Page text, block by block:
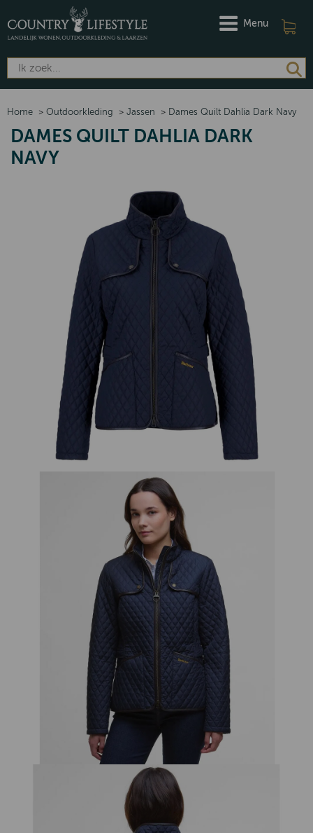
Menu
Home > Outdoorkleding > Jassen > Dames Quilt Dahlia Dark Navy
DAMES QUILT DAHLIA DARK
NAVY